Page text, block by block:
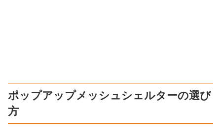
ポップアップメッシュシェルターの選び
方